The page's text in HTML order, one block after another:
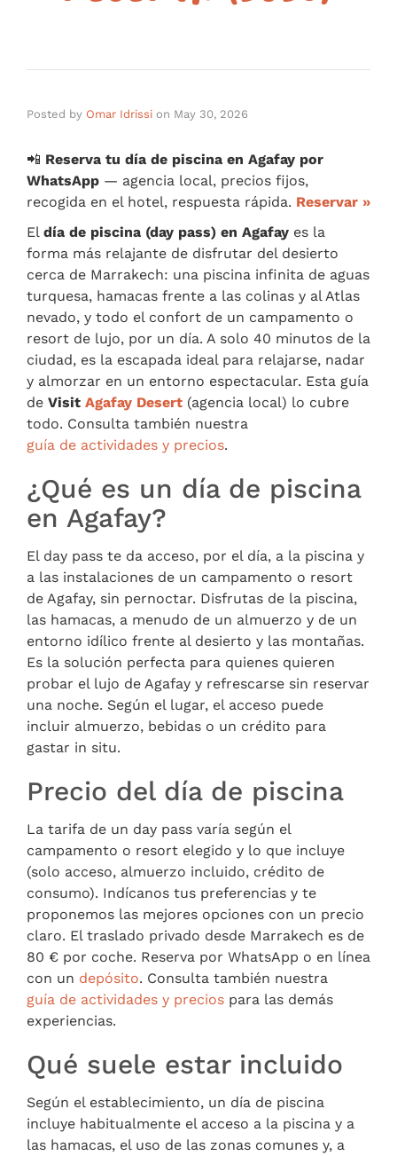
Posted by Omar Idrissi on May 30, 2026
📲 Reserva tu día de piscina en Agafay por
WhatsApp — agencia local, precios fijos,
recogida en el hotel, respuesta rápida. Reservar »
El día de piscina (day pass) en Agafay es la
forma más relajante de disfrutar del desierto
cerca de Marrakech: una piscina infinita de aguas
turquesa, hamacas frente a las colinas y al Atlas
nevado, y todo el confort de un campamento o
resort de lujo, por un día. A solo 40 minutos de la
ciudad, es la escapada ideal para relajarse, nadar
y almorzar en un entorno espectacular. Esta guía
de Visit Agafay Desert (agencia local) lo cubre
todo. Consulta también nuestra
guía de actividades y precios.
¿Qué es un día de piscina
en Agafay?
El day pass te da acceso, por el día, a la piscina y
a las instalaciones de un campamento o resort
de Agafay, sin pernoctar. Disfrutas de la piscina,
las hamacas, a menudo de un almuerzo y de un
entorno idílico frente al desierto y las montañas.
Es la solución perfecta para quienes quieren
probar el lujo de Agafay y refrescarse sin reservar
una noche. Según el lugar, el acceso puede
incluir almuerzo, bebidas o un crédito para
gastar in situ.
Precio del día de piscina
La tarifa de un day pass varía según el
campamento o resort elegido y lo que incluye
(solo acceso, almuerzo incluido, crédito de
consumo). Indícanos tus preferencias y te
proponemos las mejores opciones con un precio
claro. El traslado privado desde Marrakech es de
80 € por coche. Reserva por WhatsApp o en línea
con un depósito. Consulta también nuestra
guía de actividades y precios para las demás
experiencias.
Qué suele estar incluido
Según el establecimiento, un día de piscina
incluye habitualmente el acceso a la piscina y a
las hamacas, el uso de las zonas comunes y, a